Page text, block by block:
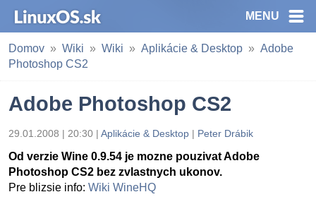
MENU
Domov Wiki Wiki Aplikácie & Desktop
Adobe
Photoshop CS2
Adobe Photoshop CS2
29.01.2008 | 20:30 | Aplikácie & Desktop | Peter Drábik
Od verzie Wine 0.9.54 je mozne pouzivat Adobe
Photoshop CS2 bez zvlastnych ukonov.
Pre blizsie info: Wiki WineHQ